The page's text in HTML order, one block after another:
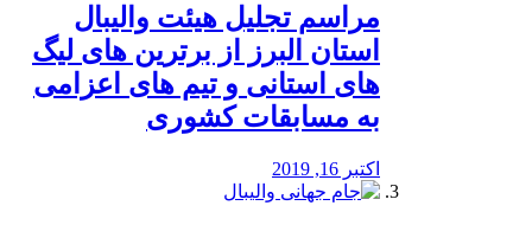
مراسم تجلیل هیئت والیبال
استان البرز از برترین های لیگ
های استانی و تیم های اعزامی
به مسابقات کشوری
اکتبر 16, 2019